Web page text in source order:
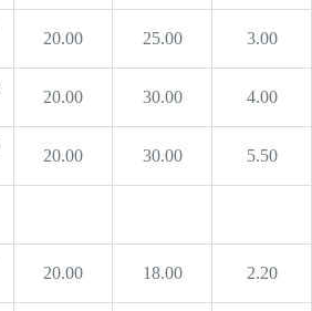
20.00 25.00 3.00
20.00 30.00 4.00
20.00 30.00 5.50
20.00 18.00 2.20